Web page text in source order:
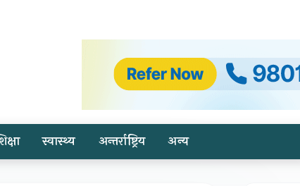
स्वास्थ्य अन्तर्राष्ट्रिय अन्य